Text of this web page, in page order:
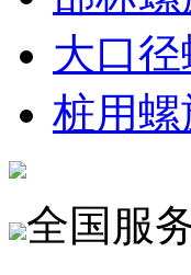
大口
桩用
全国服